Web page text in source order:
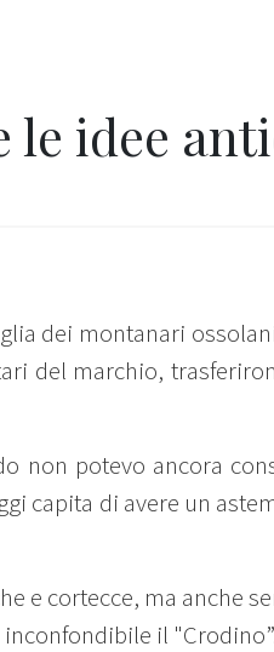
le idee
dei montanari
del marchio,
non potevo ancora
capita di avere un
e cortecce, ma anche
il